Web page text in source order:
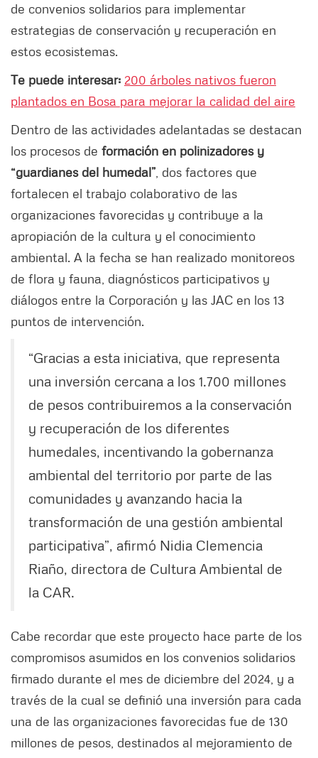
de convenios solidarios para implementar
estrategias de conservación y recuperación en
estos ecosistemas.
Te puede interesar: 200 árboles nativos fueron
plantados en Bosa para mejorar la calidad del aire
Dentro de las actividades adelantadas se destacan
los procesos de formación en polinizadores y
“guardianes del humedal” , dos factores que
fortalecen el trabajo colaborativo de las
organizaciones favorecidas y contribuye a la
apropiación de la cultura y el conocimiento
ambiental. A la fecha se han realizado monitoreos
de flora y fauna, diagnósticos participativos y
diálogos entre la Corporación y las JAC en los 13
puntos de intervención.
“Gracias a esta iniciativa, que representa
una inversión cercana a los 1.700 millones
de pesos contribuiremos a la conservación
y recuperación de los diferentes
humedales, incentivando la gobernanza
ambiental del territorio por parte de las
comunidades y avanzando hacia la
transformación de una gestión ambiental
participativa”, afirmó Nidia Clemencia
Riaño, directora de Cultura Ambiental de
la CAR.
Cabe recordar que este proyecto hace parte de los
compromisos asumidos en los convenios solidarios
firmado durante el mes de diciembre del 2024, y a
través de la cual se definió una inversión para cada
una de las organizaciones favorecidas fue de 130
millones de pesos, destinados al mejoramiento de